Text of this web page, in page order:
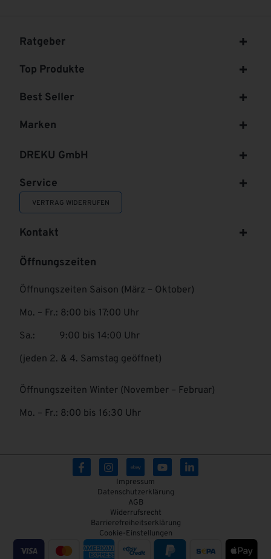
Ratgeber
Top Produkte
Best Seller
Marken
DREKU GmbH
Service
VERTRAG WIDERRUFEN
Kontakt
Öffnungszeiten
Öffnungszeiten Saison (März – Oktober)
Mo. – Fr.: 8:00 bis 17:00 Uhr
Sa.: 9:00 bis 14:00 Uhr
(jeden 2. & 4. Samstag geöffnet)
Öffnungszeiten Winter (November – Februar)
Mo. – Fr.: 8:00 bis 16:30 Uhr
Impressum
Datenschutzerklärung
AGB
Widerrufsrecht
Barrierefreiheitserklärung
Cookie-Einstellungen